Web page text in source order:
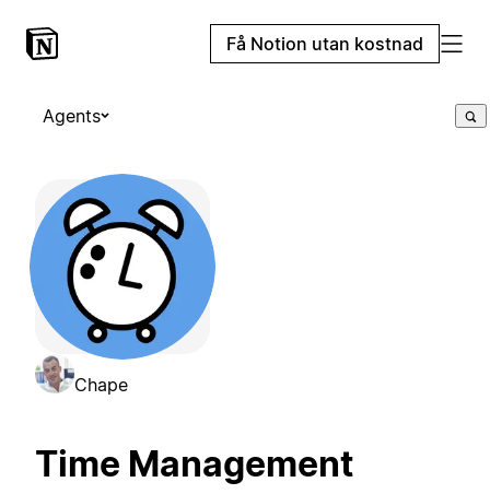
Få Notion utan kostnad
Agents
Chape
Time Management